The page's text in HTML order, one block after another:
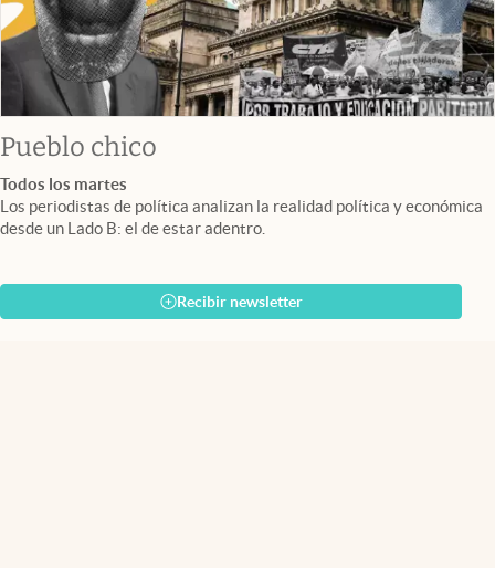
Pueblo chico
Todos los martes
Los periodistas de política analizan la realidad política y económica
desde un Lado B: el de estar adentro.
Recibir newsletter